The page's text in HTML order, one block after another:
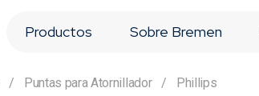
Productos Sobre Bremen
Puntas para Atornillador Phillips